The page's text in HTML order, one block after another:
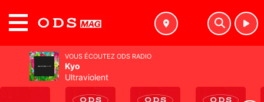
VOUS ÉCOUTEZ ODS RADIO
Kyo
Ultraviolent